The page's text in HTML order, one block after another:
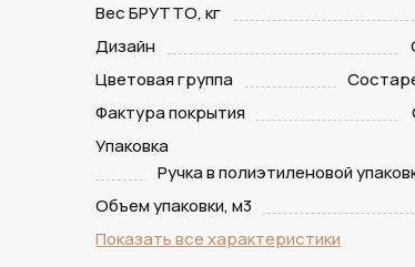
Вес БРУТТО, кг
Дизайн
Цветовая группа
Фактура покрытия
Упаковка
Ручка в полиэтиленовой
Объем упаковки, м3
Показать все характеристики